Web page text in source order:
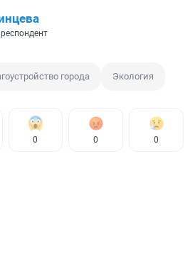
города Экология
0 0 0